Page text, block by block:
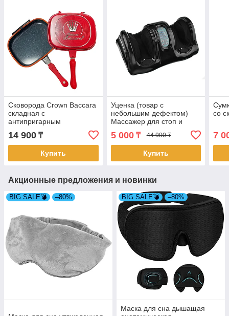
Сковорода Crown Baccara
складная с
антипригарным
покрытием двойная, 28 см
(4150-1)
14 900 ₸
Купить
Уценка (товар с
небольшим дефектом)
Массажер для стоп и
(черный) (11016/2)
5 000₸ 44 900 ₸
Купить
со
7
Акционные предложения и новинки
BIG SALE💣 –80% BIG SALE💣 –80%
Маска для сна дышащая